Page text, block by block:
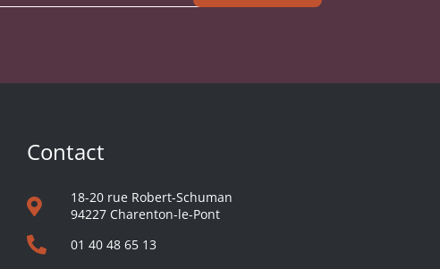
Contact
18-20 rue Robert-Schuman
94227 Charenton-le-Pont
01 40 48 65 13